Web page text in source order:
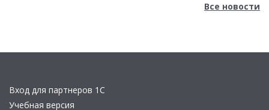
Все новости
Вход для партнеров 1С
Учебная версия